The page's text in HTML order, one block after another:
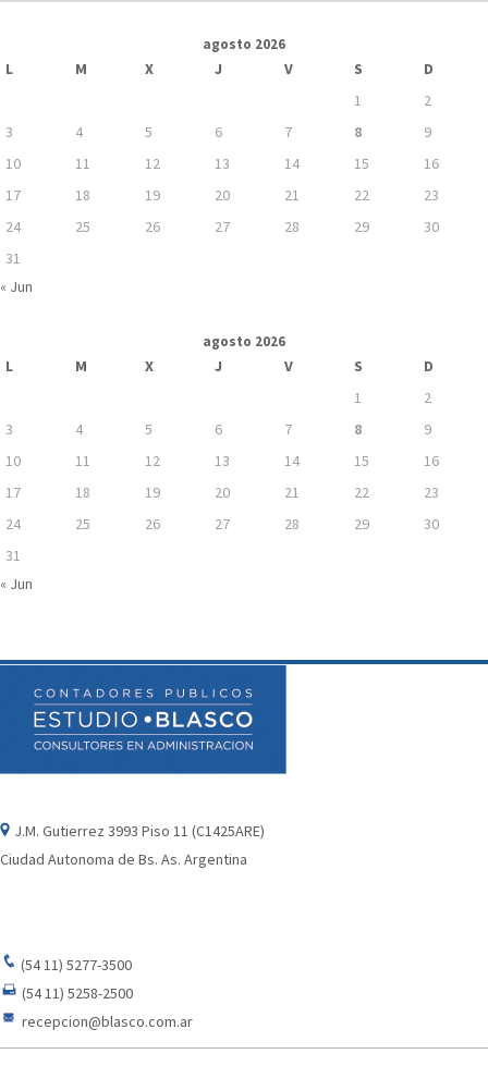
agosto 2026
L M X J V S
D
1
2
3
4 5 6 7 8
9
10
11 12 13 14 15
16
17
18 19 20 21 22
23
24
25 26 27 28 29
30
31
« Jun
agosto 2026
L M X J V S
D
1
2
3
4 5 6 7 8
9
10
11 12 13 14 15
16
17
18 19 20 21 22
23
24
25 26 27 28 29
30
31
« Jun
J.M. Gutierrez 3993 Piso 11 (C1425ARE)
Ciudad Autonoma de Bs. As. Argentina
(54 11) 5277-3500
(54 11) 5258-2500
recepcion@blasco.com.ar